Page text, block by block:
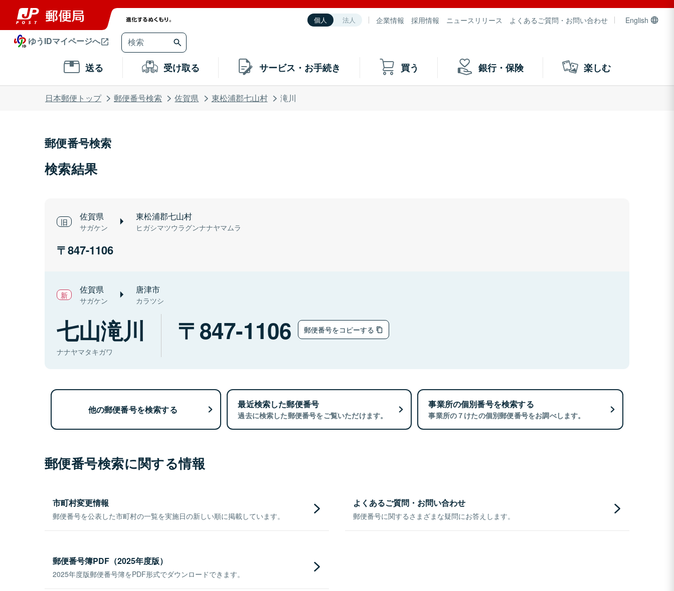
個人 法人 企業情報 採用情報 ニュースリリース よくあるご質問・お問い合わせ English
ゆうIDマイページへ
送る 受け取る サービス・お手続き 買う 銀行・保険 楽しむ
日本郵便トップ 郵便番号検索 佐賀県 東松浦郡七山村 滝川
郵便番号検索
検索結果
佐賀県
サガケン
東松浦郡七山村
ヒガシマツウラグンナナヤマムラ
847-1106
佐賀県
サガケン
唐津市
カラツシ
七山滝川
ナナヤマタキガワ
847-1106 郵便番号をコピーする
他の郵便番号を検索する 最近検索した郵便番号
過去に検索した郵便番号をご覧いただけます。
事業所の個別番号を検索する
事業所の７けたの個別郵便番号をお調べします。
郵便番号検索に関する情報
市町村変更情報
郵便番号を公表した市町村の一覧を実施日の新しい順に掲載しています。
よくあるご質問・お問い合わせ
郵便番号に関するさまざまな疑問にお答えします。
郵便番号簿PDF（2025年度版）
2025年度版郵便番号簿をPDF形式でダウンロードできます。